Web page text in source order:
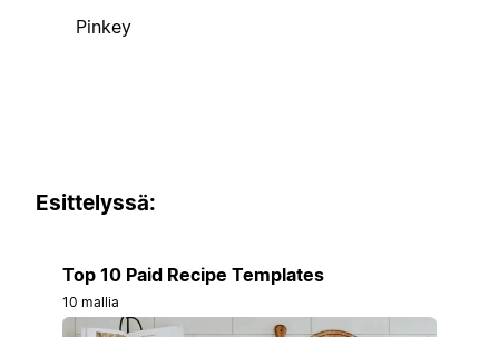
Pinkey
Esittelyssä:
Top 10 Paid Recipe Templates
10 mallia